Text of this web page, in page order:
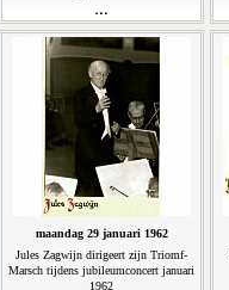
maandag 29 januari 1962
Jules Zagwijn dirigeert zijn Triomf-
Marsch tijdens jubileumconcert januari
1962